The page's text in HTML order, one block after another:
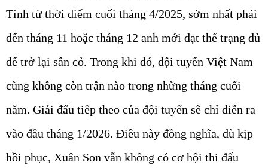
Tính từ thời điểm cuối tháng 4/2025, sớm nhất phải
đến tháng 11 hoặc tháng 12 anh mới đạt thể trạng đủ
để trở lại sân cỏ. Trong khi đó, đội tuyển Việt Nam
cũng không còn trận nào trong những tháng cuối
năm. Giải đấu tiếp theo của đội tuyển sẽ chỉ diễn ra
vào đầu tháng 1/2026. Điều này đồng nghĩa, dù kịp
hồi phục, Xuân Son vẫn không có cơ hội thi đấu